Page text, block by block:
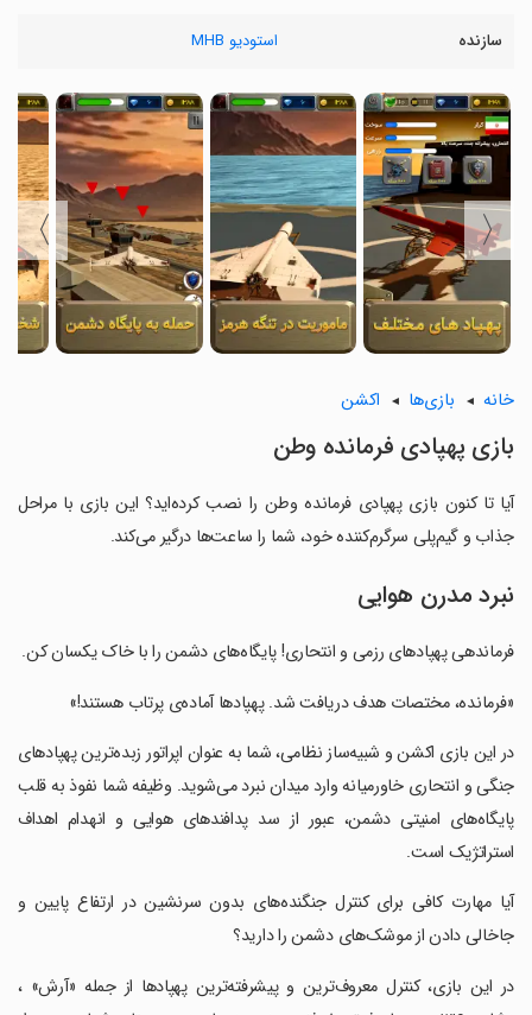
سازنده استودیو MHB
〈
〉
خانه بازی‌ها اکشن
‏‏‏‏‏‏بازی پهپادی فرمانده وطن
آیا تا کنون ‏‏‏‏‏‏بازی پهپادی فرمانده وطن را نصب کرده‌اید؟ این بازی با مراحل
جذاب و گیم‌پلی سرگرم‌کننده خود، شما را ساعت‌ها درگیر می‌کند.
نبرد مدرن هوایی
‏‏‏‏‏فرماندهی پهپادهای رزمی و انتحاری! پایگاه‌های دشمن را با خاک یکسان کن.
‏‏‏‏‏«فرمانده، مختصات هدف دریافت شد. پهپادها آماده‌ی پرتاب هستند!»
‏‏‏‏‏در این بازی اکشن و شبیه‌ساز نظامی، شما به عنوان اپراتور زبده‌ترین پهپادهای
جنگی و انتحاری خاورمیانه وارد میدان نبرد می‌شوید. وظیفه شما نفوذ به قلب
پایگاه‌های امنیتی دشمن، عبور از سد پدافندهای هوایی و انهدام اهداف
استراتژیک است.
‏‏‏‏‏آیا مهارت کافی برای کنترل جنگنده‌های بدون سرنشین در ارتفاع پایین و
جاخالی دادن از موشک‌های دشمن را دارید؟
‏‏‏‏‏در این بازی، کنترل معروف‌ترین و پیشرفته‌ترین پهپادها از جمله «آرش» ،